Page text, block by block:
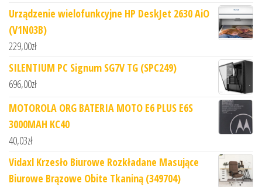
Urządzenie wielofunkcyjne HP DeskJet 2630 AiO
(V1N03B)
229,00zł
SILENTIUM PC Signum SG7V TG (SPC249)
696,00zł
MOTOROLA ORG BATERIA MOTO E6 PLUS E6S
3000MAH KC40
40,03zł
Vidaxl Krzesło Biurowe Rozkładane Masujące
Biurowe Brązowe Obite Tkaniną (349704)